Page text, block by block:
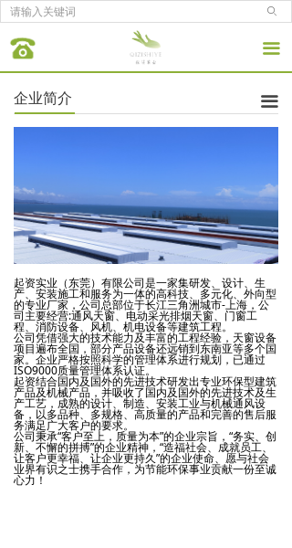
ꄙ
끀
企业简介
起资实业（东莞）有限公司是一家集研发、设计、生
产、安装施工和服务为一体的高科技、多元化、外向型
的专业厂家，公司总部位于长江三角洲城市-上海，公
司主要经营:通风天窗、电动采光排烟天窗、门窗工
程、消防设备、风机、机电设备等建筑工程。
公司凭借强大的技术能力及丰富的工程经验，天窗设备
项目遍布全国，部分产品设备还远销到东南亚等多个国
家。企业严格按照科学的管理体系进行规划，已通过
ISO9000质量管理体系认证。
起资结合国内及国外的先进技术研发出专业环保型建筑
产品及机械产品，并吸收了国内及国外的先进技术及生
产工艺，成熟的设计、制造、安装工业与机械通风设
备，以多品种、多规格、高质量的产品和完善的售后服
务满足广大客户的要求。
公司秉承“客户至上，质量为本”的企业宗旨，“务实、创
新、不懈的拼搏”的企业精神，“造福社会、成就员工、
让客户更幸福、让企业更持久”的企业使命、愿与社会
业界有识之士携手合作，为节能环保事业贡献一份至诚
心力！
끀